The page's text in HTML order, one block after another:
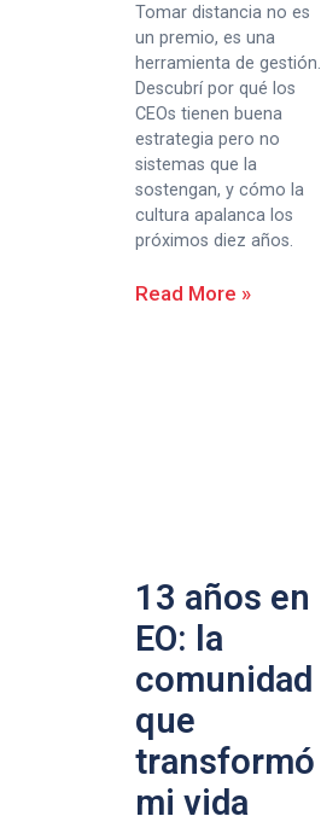
Tomar distancia no es
un premio, es una
herramienta de gestión.
Descubrí por qué los
CEOs tienen buena
estrategia pero no
sistemas que la
sostengan, y cómo la
cultura apalanca los
próximos diez años.
Read More »
13 años en
EO: la
comunidad
que
transformó
mi vida